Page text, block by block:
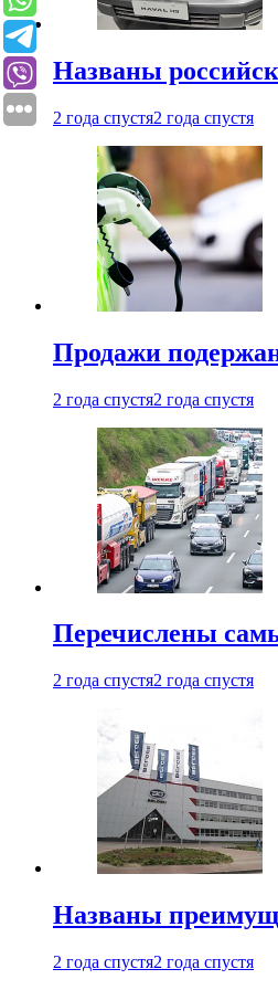
Названы
2 года спустя2 года спустя
Продажи
2 года спустя2 года спустя
Перечислены
2 года спустя2 года спустя
Названы
2 года спустя2 года спустя